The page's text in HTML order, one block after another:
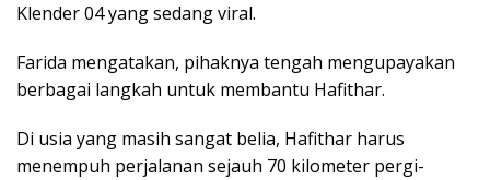
Klender 04 yang sedang viral.
Farida mengatakan, pihaknya tengah mengupayakan
berbagai langkah untuk membantu Hafithar.
Di usia yang masih sangat belia, Hafithar harus
menempuh perjalanan sejauh 70 kilometer pergi-